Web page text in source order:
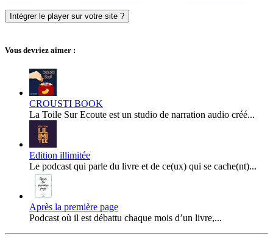
Intégrer le player sur votre site ?
Vous devriez aimer :
CROUSTI BOOK
La Toile Sur Ecoute est un studio de narration audio créé...
Edition illimitée
Le podcast qui parle du livre et de ce(ux) qui se cache(nt)...
Après la première page
Podcast où il est débattu chaque mois d’un livre,...